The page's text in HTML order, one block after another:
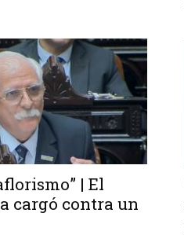
| El
cargó contra un